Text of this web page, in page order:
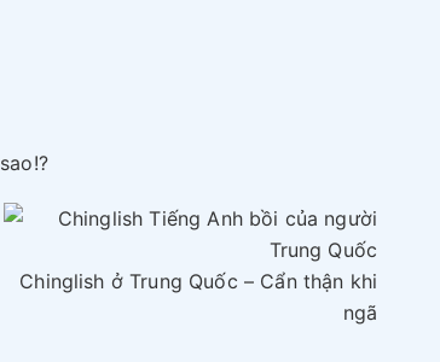
Chinglish ở Trung Quốc – Cẩn thận khi
ngã